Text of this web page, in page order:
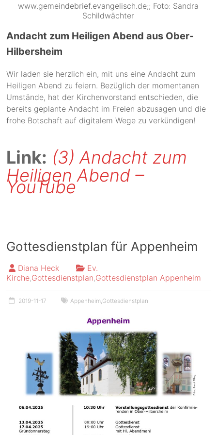
www.gemeindebrief.evangelisch.de;; Foto: Sandra
Schildwächter
Andacht zum Heiligen Abend aus Ober-
Hilbersheim
Wir laden sie herzlich ein, mit uns eine Andacht zum
Heiligen Abend zu feiern. Bezüglich der momentanen
Umstände, hat der Kirchenvorstand entschieden, die
bereits geplante Andacht im Freien abzusagen und die
frohe Botschaft auf digitalem Wege zu verkündigen!
Link: (3) Andacht zum
Heiligen Abend –
YouTube
Gottesdienstplan für Appenheim
Diana Heck
Ev.
Kirche,Gottesdienstplan,Gottesdienstplan Appenheim
2019-11-17 Appenheim Gottesdienstplan